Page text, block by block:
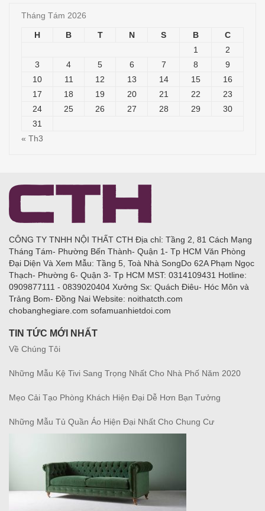
Tháng Tám 2026
H B T N S B
C
1
2
3
4 5 6 7 8
9
10
11 12 13 14 15
16
17
18 19 20 21 22
23
24
25 26 27 28 29
30
31
« Th3
CÔNG TY TNHH NỘI THẤT CTH Địa chỉ: Tầng 2, 81 Cách Mạng
Tháng Tám- Phường Bến Thành- Quận 1- Tp HCM Văn Phòng
Đại Diện Và Xem Mẫu: Tầng 5, Toà Nhà SongDo 62A Phạm Ngọc
Thạch- Phường 6- Quận 3- Tp HCM MST: 0314109431 Hotline:
0909877111 - 0839020404 Xưởng Sx: Quách Điêu- Hóc Môn và
Trảng Bom- Đồng Nai Website: noithatcth.com
chobanghegiare.com sofamuanhietdoi.com
TIN TỨC MỚI NHẤT
Về Chúng Tôi
Những Mẫu Kệ Tivi Sang Trọng Nhất Cho Nhà Phố Năm 2020
Mẹo Cải Tạo Phòng Khách Hiện Đại Dễ Hơn Bạn Tưởng
Những Mẫu Tủ Quần Áo Hiện Đại Nhất Cho Chung Cư